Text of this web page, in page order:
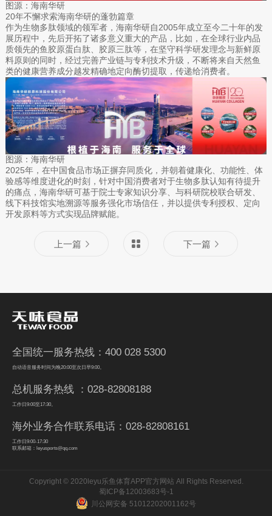
图源：海南华研
20年不懈求索海南华研的蓬勃篇章
作为生物多肽领域的领军者，海南华研自2005年成立至今二十年的发
展历程中，先后开拓了诸多意义重大的产品，比如，在全球行业内品
质领先的鱼胶原蛋白肽、胶原三肽等，在坚守科学研发理念与新鲜原
料原则的同时，经过完善产业链与专利技术升级，不断将来自天然鱼
类的健康营养成分越发精确地定向酶切提取，传递给消费者。
图源：海南华研
2025年，在中国食品市场正摒弃同质化，并朝着健康化、功能性、体
验感等维度进化的时刻，针对中国消费者对于生物多肽认知有待提升
的痛点，海南华研可基于院士专家知识分享、与科研院校联合研发、
线下科技馆实地溯源等服务强化市场信任，并以提供专利授权、定向
开发原料等方式实现品牌赋能。
上一篇 下一篇
全国统一服务热线：400 028 5300
自动语音服务时间为晚20:00至次日早9:00。
总机服务热线 ：028-82808188
工作日9:00至17:30。
海外业务合作联系电话：028-82808161
工作日9:00-17:30
联系邮箱：leyusports@qq.com
Copyright © 2020leyu乐鱼体育APP官方网站 All Rights Reserved.
蜀ICP备12003683号-1
川公网安备 51012202001162号